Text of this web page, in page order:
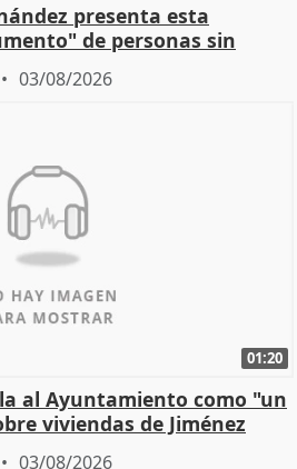
presenta esta
de personas sin
03/08/2026
01:20
al Ayuntamiento como "un
viviendas de Jiménez
03/08/2026